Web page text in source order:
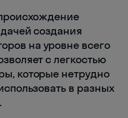
создания
на уровне всего
с легкостью
которые нетрудно
в разных